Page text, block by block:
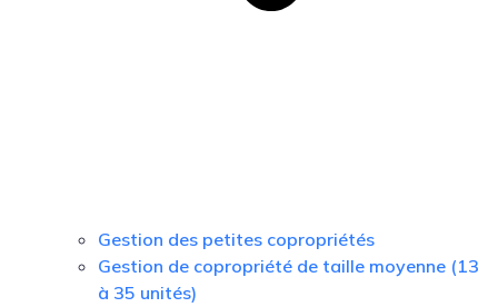
Gestion des petites copropriétés
Gestion de copropriété de taille moyenne (13
à 35 unités)